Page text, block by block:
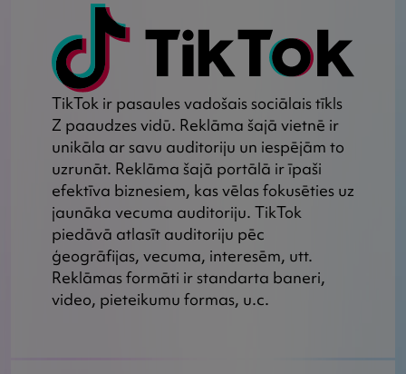
TikTok ir pasaules vadošais sociālais tīkls
Z paaudzes vidū. Reklāma šajā vietnē ir
unikāla ar savu auditoriju un iespējām to
uzrunāt. Reklāma šajā portālā ir īpaši
efektīva biznesiem, kas vēlas fokusēties uz
jaunāka vecuma auditoriju. TikTok
piedāvā atlasīt auditoriju pēc
ģeogrāfijas, vecuma, interesēm, utt.
Reklāmas formāti ir standarta baneri,
video, pieteikumu formas, u.c.